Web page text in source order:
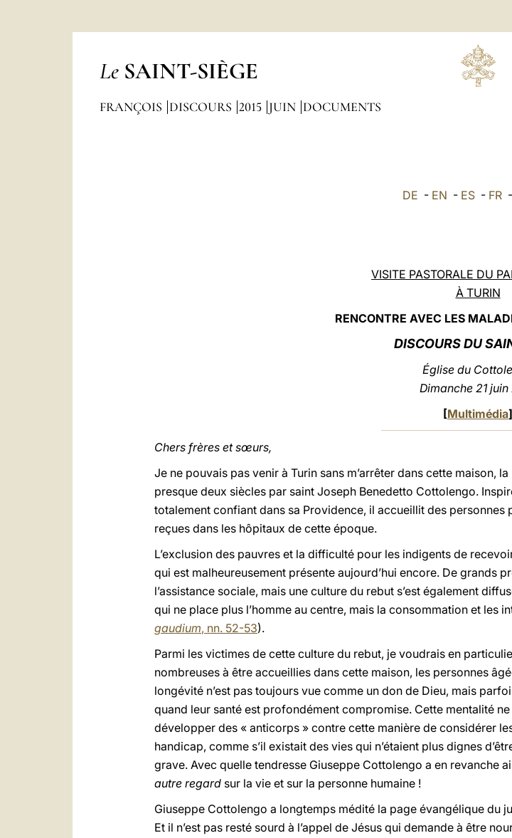
Le SAINT-SIÈGE
FRANÇOIS DISCOURS 2015 JUIN DOCUMENTS
DE - EN - ES - FR -
VISITE PASTORALE DU
À TURIN
RENCONTRE AVEC LES
DISCOURSDU
Église du
Dimanche 21 juin
[Multimédia]
Chers frères et sœurs,
Je ne pouvais pas venir à Turin sans m’arrêter dans cette maison,
presque deux siècles par saint Joseph Benedetto Cottolengo.
totalement confiant dans sa Providence, il accueillit des
reçues dans les hôpitaux de cette époque.
L’exclusion des pauvres et la difficulté pour les indigents de
qui est malheureusement présente aujourd’hui encore. De grands
l’assistance sociale, mais une culture du rebut s’est également
qui ne place plus l’homme au centre, mais la consommation et les
gaudium, nn. 52-53).
Parmi les victimes de cette culture du rebut, je voudrais en
nombreuses à être accueillies dans cette maison, les personnes
longévité n’est pas toujours vue comme un don de Dieu, mais
quand leur santé est profondément compromise. Cette mentalité
développer des « anticorps » contre cette manière de considérer
handicap, comme s’il existait des vies qui n’étaient plus dignes
grave. Avec quelle tendresse Giuseppe Cottolengo a en revanche
autre regard sur la vie et sur la personne humaine !
Giuseppe Cottolengo a longtemps médité la page évangélique du
Et il n’est pas resté sourd à l’appel de Jésus qui demande à être